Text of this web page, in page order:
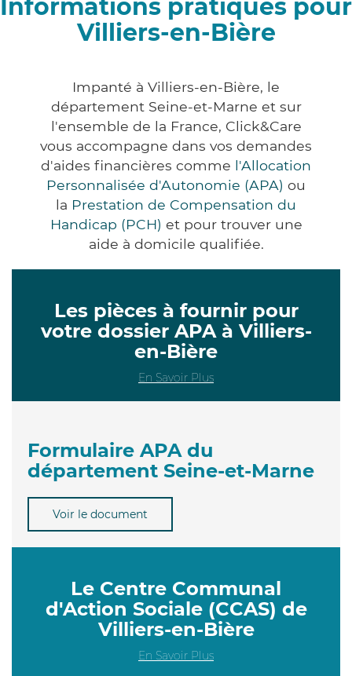
Informations pratiques pour
Villiers-en-Bière
Impanté à Villiers-en-Bière, le
département Seine-et-Marne et sur
l'ensemble de la France, Click&Care
vous accompagne dans vos demandes
d'aides financières comme l'Allocation
Personnalisée d'Autonomie (APA) ou
la Prestation de Compensation du
Handicap (PCH) et pour trouver une
aide à domicile qualifiée.
Les pièces à fournir pour
votre dossier APA à Villiers-
en-Bière
En Savoir Plus
Formulaire APA du
département Seine-et-Marne
Voir le document
Le Centre Communal
d'Action Sociale (CCAS) de
Villiers-en-Bière
En Savoir Plus